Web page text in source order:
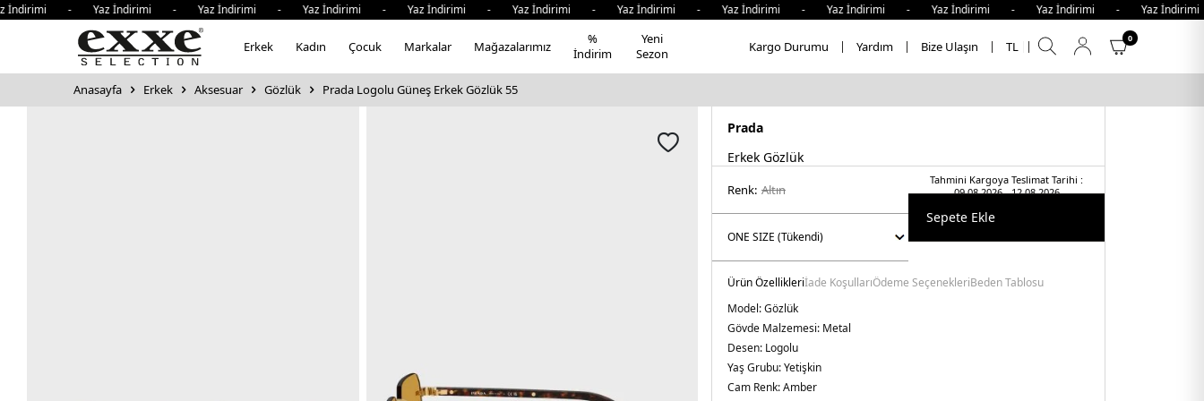
- Yaz İndirimi - Yaz İndirimi - Yaz İndirimi - Yaz İndirimi - Yaz İndirimi - Yaz İndirimi - Yaz İndirimi - Yaz İndirimi - Yaz İndirimi - Yaz İndirimi - Yaz
Erkek Kadın Çocuk Markalar Mağazalarımız
%
İndirim
Yeni
Sezon
Kargo Durumu Yardım Bize Ulaşın TL
0
Anasayfa Erkek Aksesuar Gözlük Prada Logolu Güneş Erkek Gözlük 55
Prada
Erkek Gözlük
Tahmini Kargoya Teslimat Tarihi :
09.08.2026 - 12.08.2026
Renk: altin
Sepete Ekle
Ürün Özellikleriİade KoşullarıÖdeme SeçenekleriBeden Tablosu
Model:Gözlük
Gövde Malzemesi: Metal
Desen: Logolu
Yaş Grubu:Yetişkin
Cam Renk:Amber